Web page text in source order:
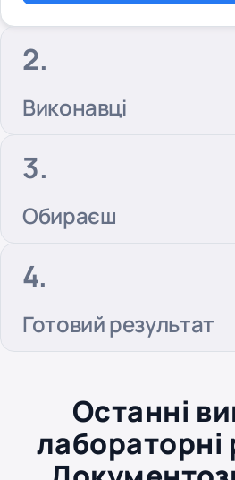
Виконавці
Обираєш
Готовий результат
Останні